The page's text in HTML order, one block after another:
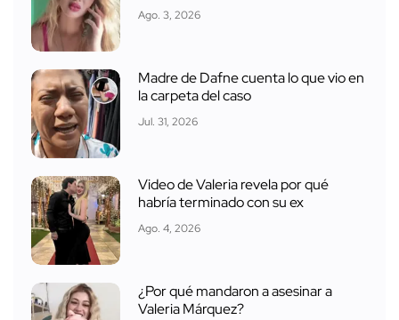
Ago. 3, 2026
Madre de Dafne cuenta lo que vio en
la carpeta del caso
Jul. 31, 2026
Video de Valeria revela por qué
habría terminado con su ex
Ago. 4, 2026
¿Por qué mandaron a asesinar a
Valeria Márquez?